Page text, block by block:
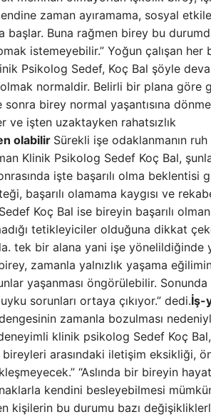
zaman ayıramama, sosyal
başlar. Buna rağmen birey bu
istemeyebilir.” Yoğun çalışan her
Psikolog Sedef, Koç Bal şöyle
normaldir. Belirli bir plana göre
birey normal yaşantısına
ve işten uzaktayken rahatsızlık
olabilir Sürekli işe odaklanmanın ruh
Klinik Psikolog Sedef Koç Bal,
işte başarılı olma beklentisi
başarılı olamama kaygısı ve
Koç Bal ise bireyin başarılı
tetikleyiciler olduğuna dikkat
tek bir alana yani işe yönelildiğinde
zamanla yalnızlık yaşama
yaşanması öngörülebilir. Sonunda
sorunları ortaya çıkıyor.” dedi.İş-
zamanla bozulması
klinik psikolog Sedef Koç Bal,
bireyleri arasındaki iletişim eksikliği,
“Aslında bir bireyin
kendini besleyebilmesi
kişilerin bu durumu bazı